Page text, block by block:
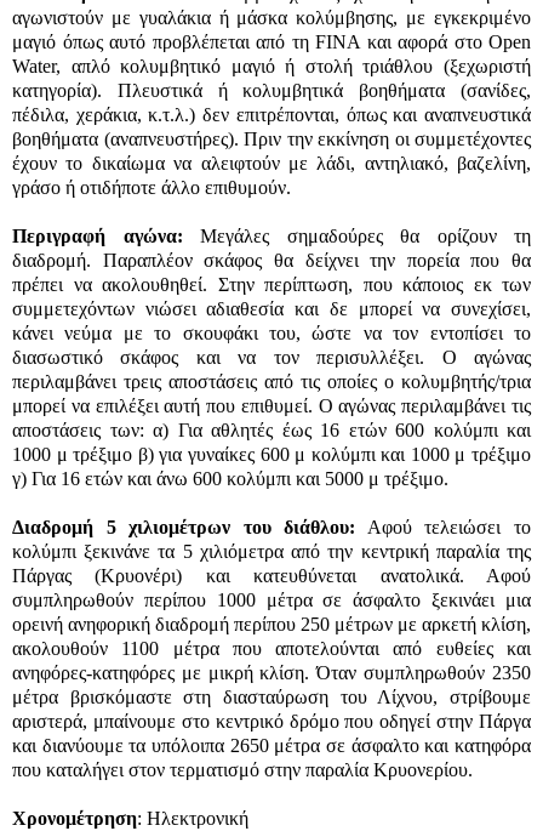
αγωνιστούν με γυαλάκια ή μάσκα κολύμβησης, με εγκεκριμένο
μαγιό όπως αυτό προβλέπεται από τη FINA και αφορά στο Open
Water, απλό κολυμβητικό μαγιό ή στολή τριάθλου (ξεχωριστή
κατηγορία). Πλευστικά ή κολυμβητικά βοηθήματα (σανίδες,
πέδιλα, χεράκια, κ.τ.λ.) δεν επιτρέπονται, όπως και αναπνευστικά
βοηθήματα (αναπνευστήρες). Πριν την εκκίνηση οι συμμετέχοντες
έχουν το δικαίωμα να αλειφτούν με λάδι, αντηλιακό, βαζελίνη,
γράσο ή οτιδήποτε άλλο επιθυμούν.
Περιγραφή αγώνα: Μεγάλες σημαδούρες θα ορίζουν τη
διαδρομή. Παραπλέον σκάφος θα δείχνει την πορεία που θα
πρέπει να ακολουθηθεί. Στην περίπτωση, που κάποιος εκ των
συμμετεχόντων νιώσει αδιαθεσία και δε μπορεί να συνεχίσει,
κάνει νεύμα με το σκουφάκι του, ώστε να τον εντοπίσει το
διασωστικό σκάφος και να τον περισυλλέξει. Ο αγώνας
περιλαμβάνει τρεις αποστάσεις από τις οποίες ο κολυμβητής/τρια
μπορεί να επιλέξει αυτή που επιθυμεί. Ο αγώνας περιλαμβάνει τις
αποστάσεις των: α) Για αθλητές έως 16 ετών 600 κολύμπι και
1000 μ τρέξιμο β) για γυναίκες 600 μ κολύμπι και 1000 μ τρέξιμο
γ) Για 16 ετών και άνω 600 κολύμπι και 5000 μ τρέξιμο.
Διαδρομή 5 χιλιομέτρων του διάθλου: Αφού τελειώσει το
κολύμπι ξεκινάνε τα 5 χιλιόμετρα από την κεντρική παραλία της
Πάργας (Κρυονέρι) και κατευθύνεται ανατολικά. Αφού
συμπληρωθούν περίπου 1000 μέτρα σε άσφαλτο ξεκινάει μια
ορεινή ανηφορική διαδρομή περίπου 250 μέτρων με αρκετή κλίση,
ακολουθούν 1100 μέτρα που αποτελούνται από ευθείες και
ανηφόρες-κατηφόρες με μικρή κλίση. Όταν συμπληρωθούν 2350
μέτρα βρισκόμαστε στη διασταύρωση του Λίχνου, στρίβουμε
αριστερά, μπαίνουμε στο κεντρικό δρόμο που οδηγεί στην Πάργα
και διανύουμε τα υπόλοιπα 2650 μέτρα σε άσφαλτο και κατηφόρα
που καταλήγει στον τερματισμό στην παραλία Κρυονερίου.
Χρονομέτρηση: Ηλεκτρονική